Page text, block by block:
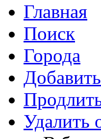
Главная
Поиск
Города
Удалить